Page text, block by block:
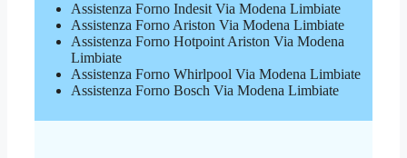
Assistenza Forno Indesit Via Modena Limbiate
Assistenza Forno Ariston Via Modena Limbiate
Assistenza Forno Hotpoint Ariston Via Modena
Limbiate
Assistenza Forno Whirlpool Via Modena Limbiate
Assistenza Forno Bosch Via Modena Limbiate